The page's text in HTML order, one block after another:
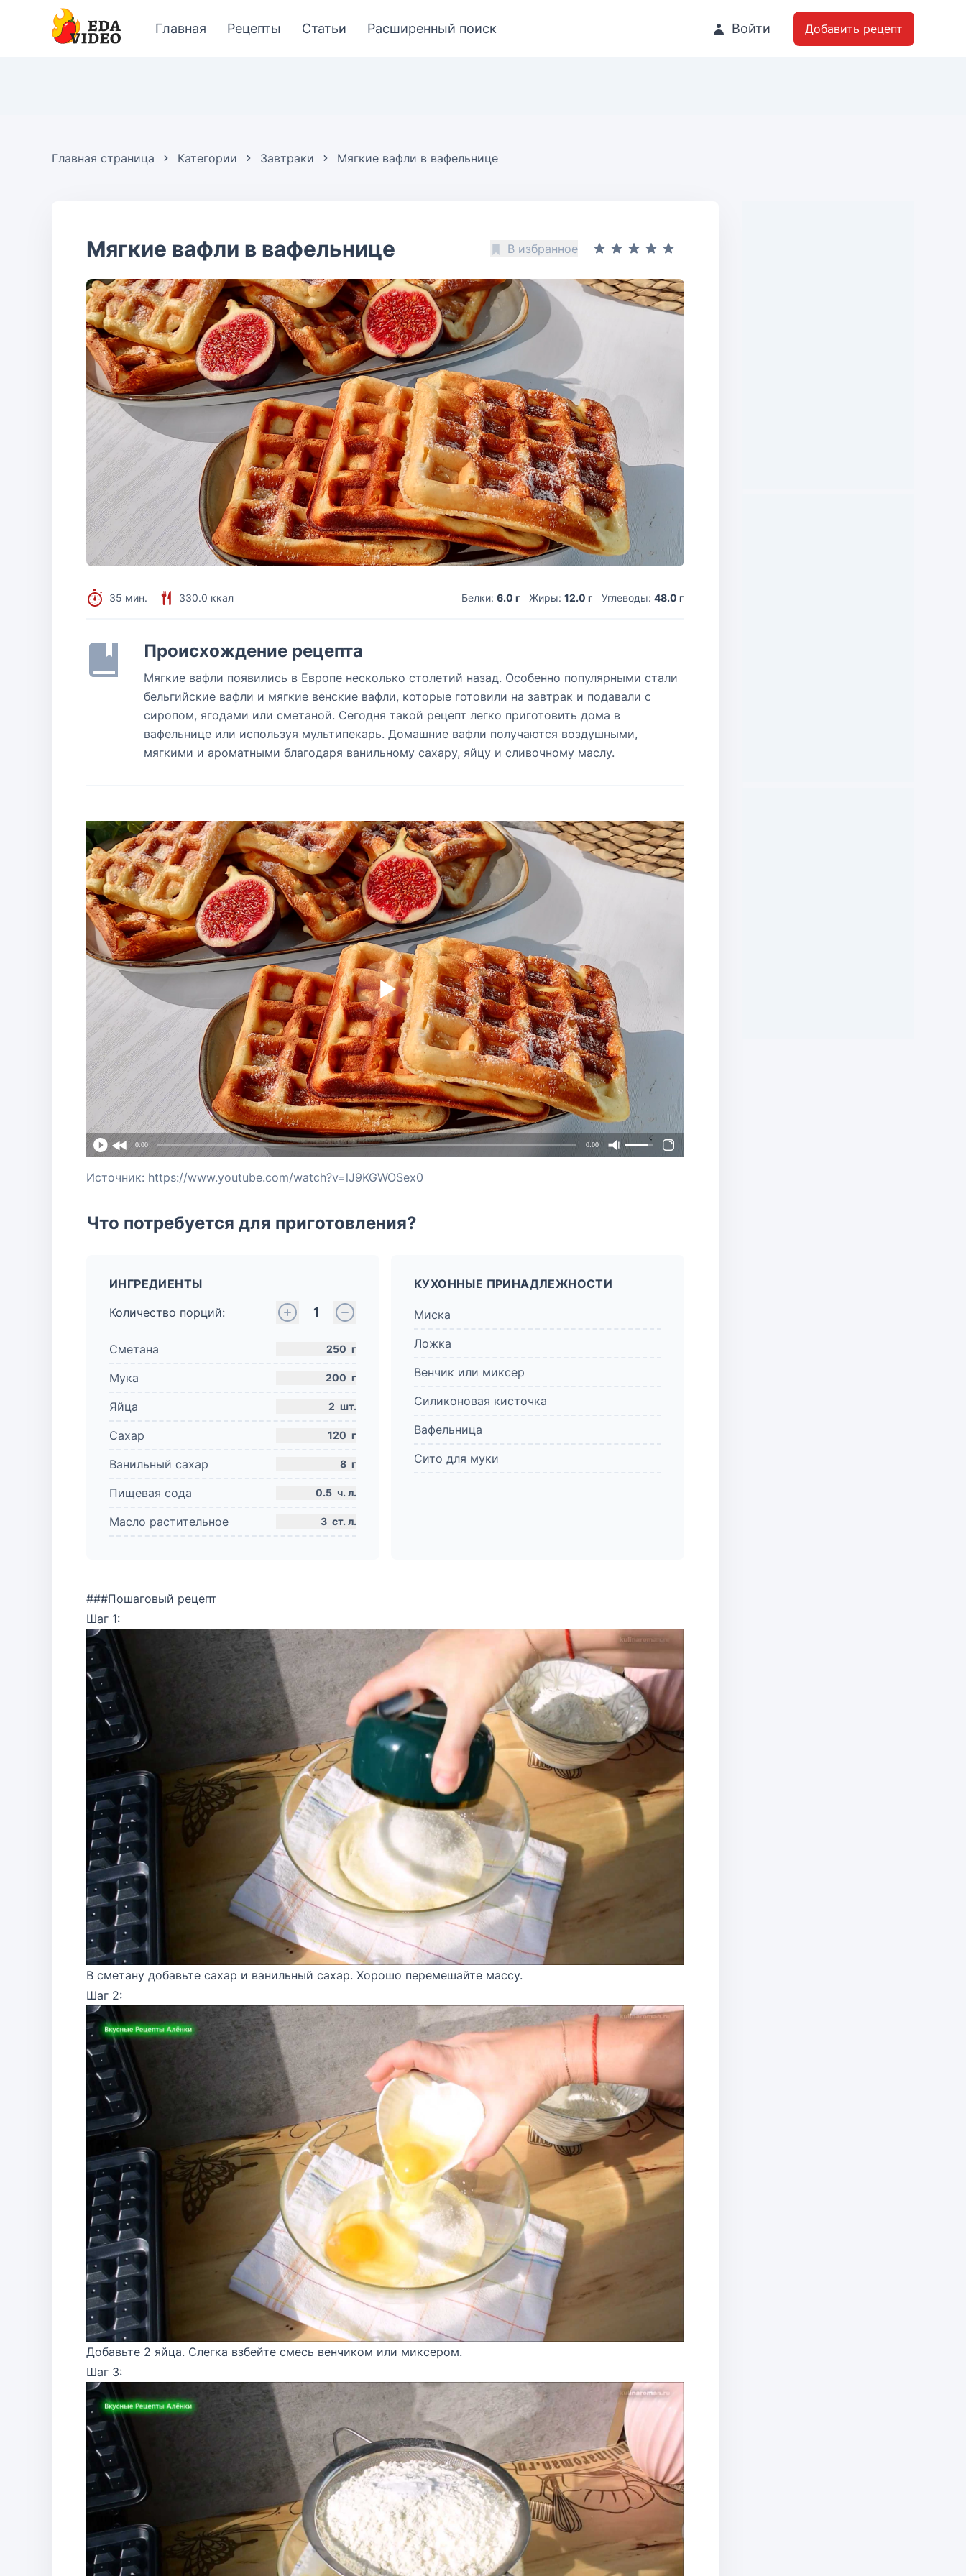
Главная Рецепты Статьи Расширенный поиск Войти Добавить рецепт
Главная страница Категории Завтраки Мягкие вафли в вафельнице
Мягкие вафли в вафельнице В избранное
35 мин. 330.0 ккал Белки: 6.0 г Жиры: 12.0 г Углеводы: 48.0 г
Происхождение рецепта
Мягкие вафли появились в Европе несколько столетий назад. Особенно популярными стали
бельгийские вафли и мягкие венские вафли, которые готовили на завтрак и подавали с
сиропом, ягодами или сметаной. Сегодня такой рецепт легко приготовить дома в
вафельнице или используя мультипекарь. Домашние вафли получаются воздушными,
мягкими и ароматными благодаря ванильному сахару, яйцу и сливочному маслу.
0:00 0:00
Источник: https://www.youtube.com/watch?v=lJ9KGWOSex0
Что потребуется для приготовления?
ИНГРЕДИЕНТЫ
Количество порций:
1
Сметана 250 г
Мука 200 г
Яйца 2 шт.
Сахар 120 г
Ванильный сахар 8 г
Пищевая сода 0.5 ч. л.
Масло растительное 3 ст. л.
КУХОННЫЕ ПРИНАДЛЕЖНОСТИ
Миска
Ложка
Венчик или миксер
Силиконовая кисточка
Вафельница
Сито для муки
###Пошаговый рецепт
Шаг 1:
В сметану добавьте сахар и ванильный сахар. Хорошо перемешайте массу.
Шаг 2:
Добавьте 2 яйца. Слегка взбейте смесь венчиком или миксером.
Шаг 3: